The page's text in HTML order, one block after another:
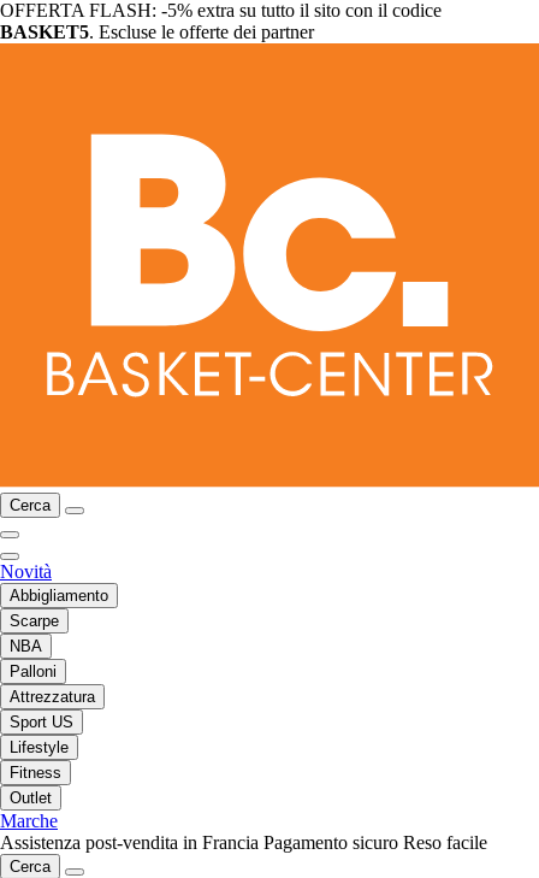
OFFERTA FLASH: -5% extra su tutto il sito con il codice
BASKET5. Escluse le offerte dei partner
Cerca
Novità
Abbigliamento
Scarpe
NBA
Palloni
Attrezzatura
Sport US
Lifestyle
Fitness
Outlet
Marche
Assistenza post-vendita in Francia Pagamento sicuro Reso facile
Cerca